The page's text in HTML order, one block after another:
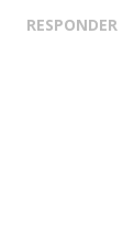
RESPONDER